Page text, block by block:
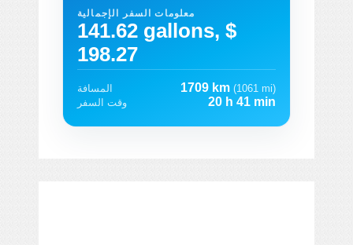
معلومات السفر الإجمالية
141.62 gallons, $
198.27
المسافة 1709 km (1061 mi)
وقت السفر
20 h 41 min